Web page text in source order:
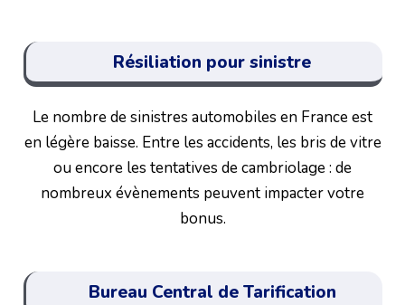
Résiliation pour sinistre
Le nombre de sinistres automobiles en France est
en légère baisse. Entre les accidents, les bris de vitre
ou encore les tentatives de cambriolage : de
nombreux évènements peuvent impacter votre
bonus.
Bureau Central de Tarification